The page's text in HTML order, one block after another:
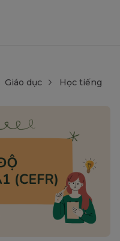
Giáo dục
Học tiếng